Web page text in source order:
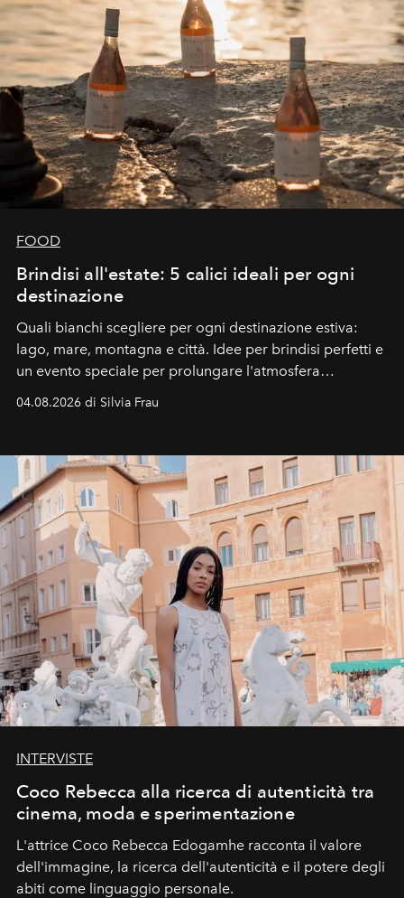
FOOD
Brindisi all'estate: 5 calici ideali per ogni
destinazione
Quali bianchi scegliere per ogni destinazione estiva:
lago, mare, montagna e città. Idee per brindisi perfetti e
un evento speciale per prolungare l'atmosfera
04.08.2026 di Silvia Frau
INTERVISTE
Coco Rebecca alla ricerca di autenticità tra
cinema, moda e sperimentazione
L'attrice Coco Rebecca Edogamhe racconta il valore
dell'immagine, la ricerca dell'autenticità e il potere degli
abiti come linguaggio personale.